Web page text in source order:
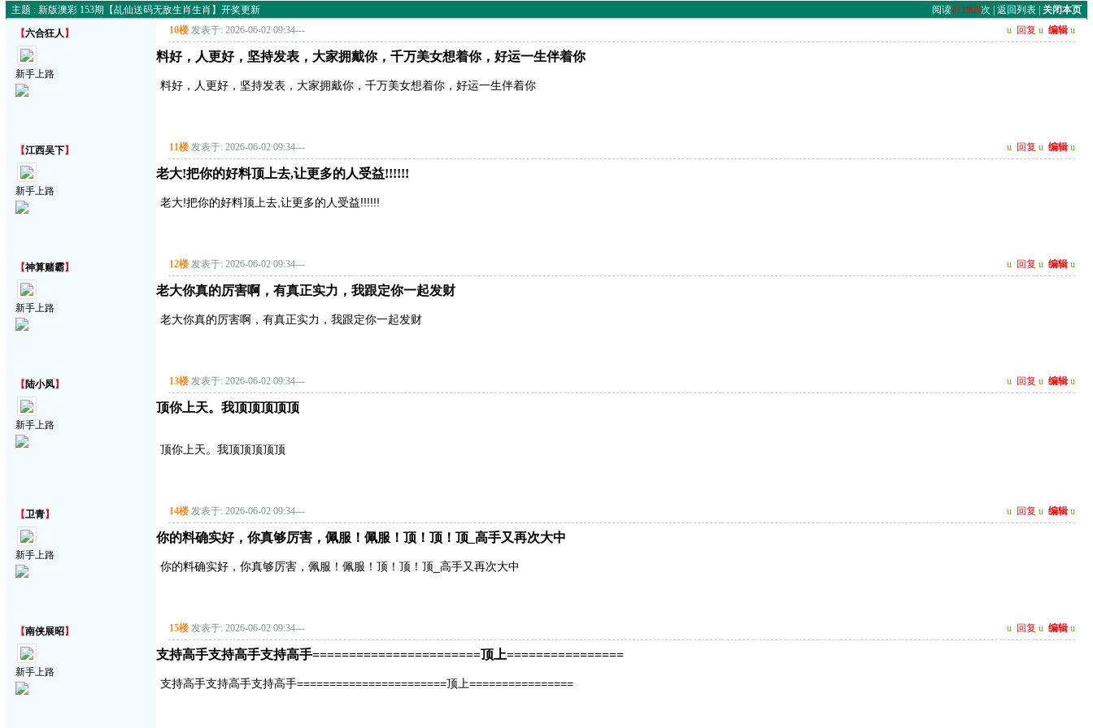
主题 : 新版澳彩 153期【乩仙送码无敌生肖生肖】开奖更新 阅读411909次 | 返回列表| 关闭本页
【六合狂人 】
新手上路
10楼 发表于: 2026-06-02 09:34--- u 回复 u 编辑 u
料好，人更好，坚持发表，大家拥戴你，千万美女想着你，好运一生伴着你
料好，人更好，坚持发表，大家拥戴你，千万美女想着你，好运一生伴着你
【江西吴下】
新手上路
11楼 发表于: 2026-06-02 09:34--- u 回复 u 编辑 u
老大!把你的好料顶上去,让更多的人受益!!!!!!
老大!把你的好料顶上去,让更多的人受益!!!!!!
【神算赌霸】
新手上路
12楼 发表于: 2026-06-02 09:34--- u 回复 u 编辑 u
老大你真的厉害啊，有真正实力，我跟定你一起发财
老大你真的厉害啊，有真正实力，我跟定你一起发财
【 陆小凤】
新手上路
13楼 发表于: 2026-06-02 09:34--- u 回复 u 编辑 u
顶你上天。我顶顶顶顶顶
顶你上天。我顶顶顶顶顶
【卫青】
新手上路
14楼 发表于: 2026-06-02 09:34--- u 回复 u 编辑 u
你的料确实好，你真够厉害，佩服！佩服！顶！顶！顶_高手又再次大中
你的料确实好，你真够厉害，佩服！佩服！顶！顶！顶_高手又再次大中
【南侠展昭】
新手上路
15楼 发表于: 2026-06-02 09:34--- u 回复 u 编辑 u
支持高手支持高手支持高手=======================顶上================
支持高手支持高手支持高手=======================顶上================